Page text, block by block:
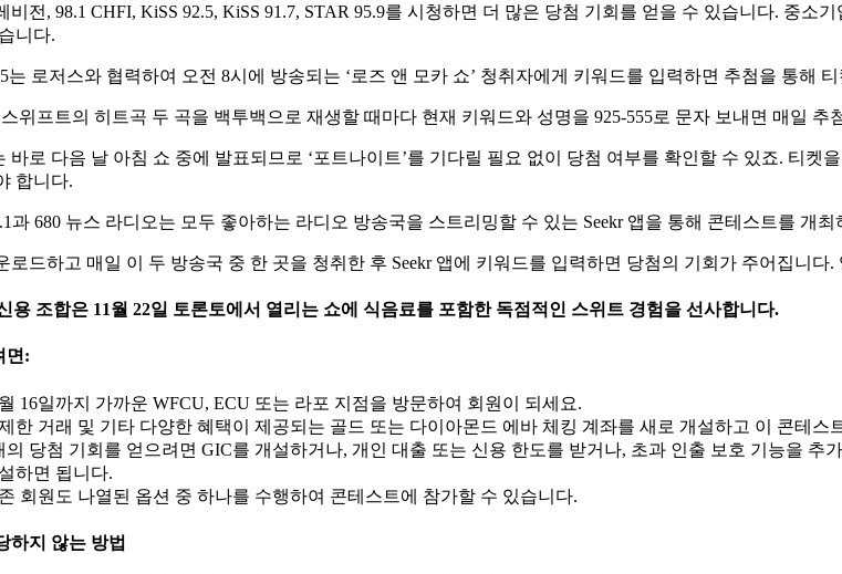
비전, 98.1 CHFI, KiSS 92.5, KiSS 91.7, STAR 95.9를 시청하면 더 많은 당첨 기회를 얻을 수 있습니다. 중
니다.
는 로저스와 협력하여 오전 8시에 방송되는 ‘로즈 앤 모카 쇼’ 청취자에게 키워드를 입력하면 추첨을 통해
위프트의 히트곡 두 곡을 백투백으로 재생할 때마다 현재 키워드와 성명을 925-555로 문자 보내면 매일 추
바로 다음 날 아침 쇼 중에 발표되므로 ‘포트나이트’를 기다릴 필요 없이 당첨 여부를 확인할 수 있죠. 티켓
합니다.
과 680 뉴스 라디오는 모두 좋아하는 라디오 방송국을 스트리밍할 수 있는 Seekr 앱을 통해 콘테스트를 개최
로드하고 매일 이 두 방송국 중 한 곳을 청취한 후 Seekr 앱에 키워드를 입력하면 당첨의 기회가 주어집니
용 조합은 11월 22일 토론토에서 열리는 쇼에 식음료를 포함한 독점적인 스위트 경험을 선사합니다.
면:
16일까지 가까운 WFCU, ECU 또는 라포 지점을 방문하여 회원이 되세요.
한 거래 및 기타 다양한 혜택이 제공되는 골드 또는 다이아몬드 에바 체킹 계좌를 새로 개설하고 이 콘테스
의 당첨 기회를 얻으려면 GIC를 개설하거나, 개인 대출 또는 신용 한도를 받거나, 초과 인출 보호 기능을 추
하면 됩니다.
회원도 나열된 옵션 중 하나를 수행하여 콘테스트에 참가할 수 있습니다.
하지 않는 방법